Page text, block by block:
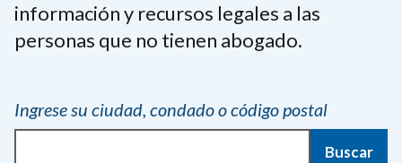
información y recursos legales a las
personas que no tienen abogado.
Ingrese su ciudad, condado o código postal
Buscar